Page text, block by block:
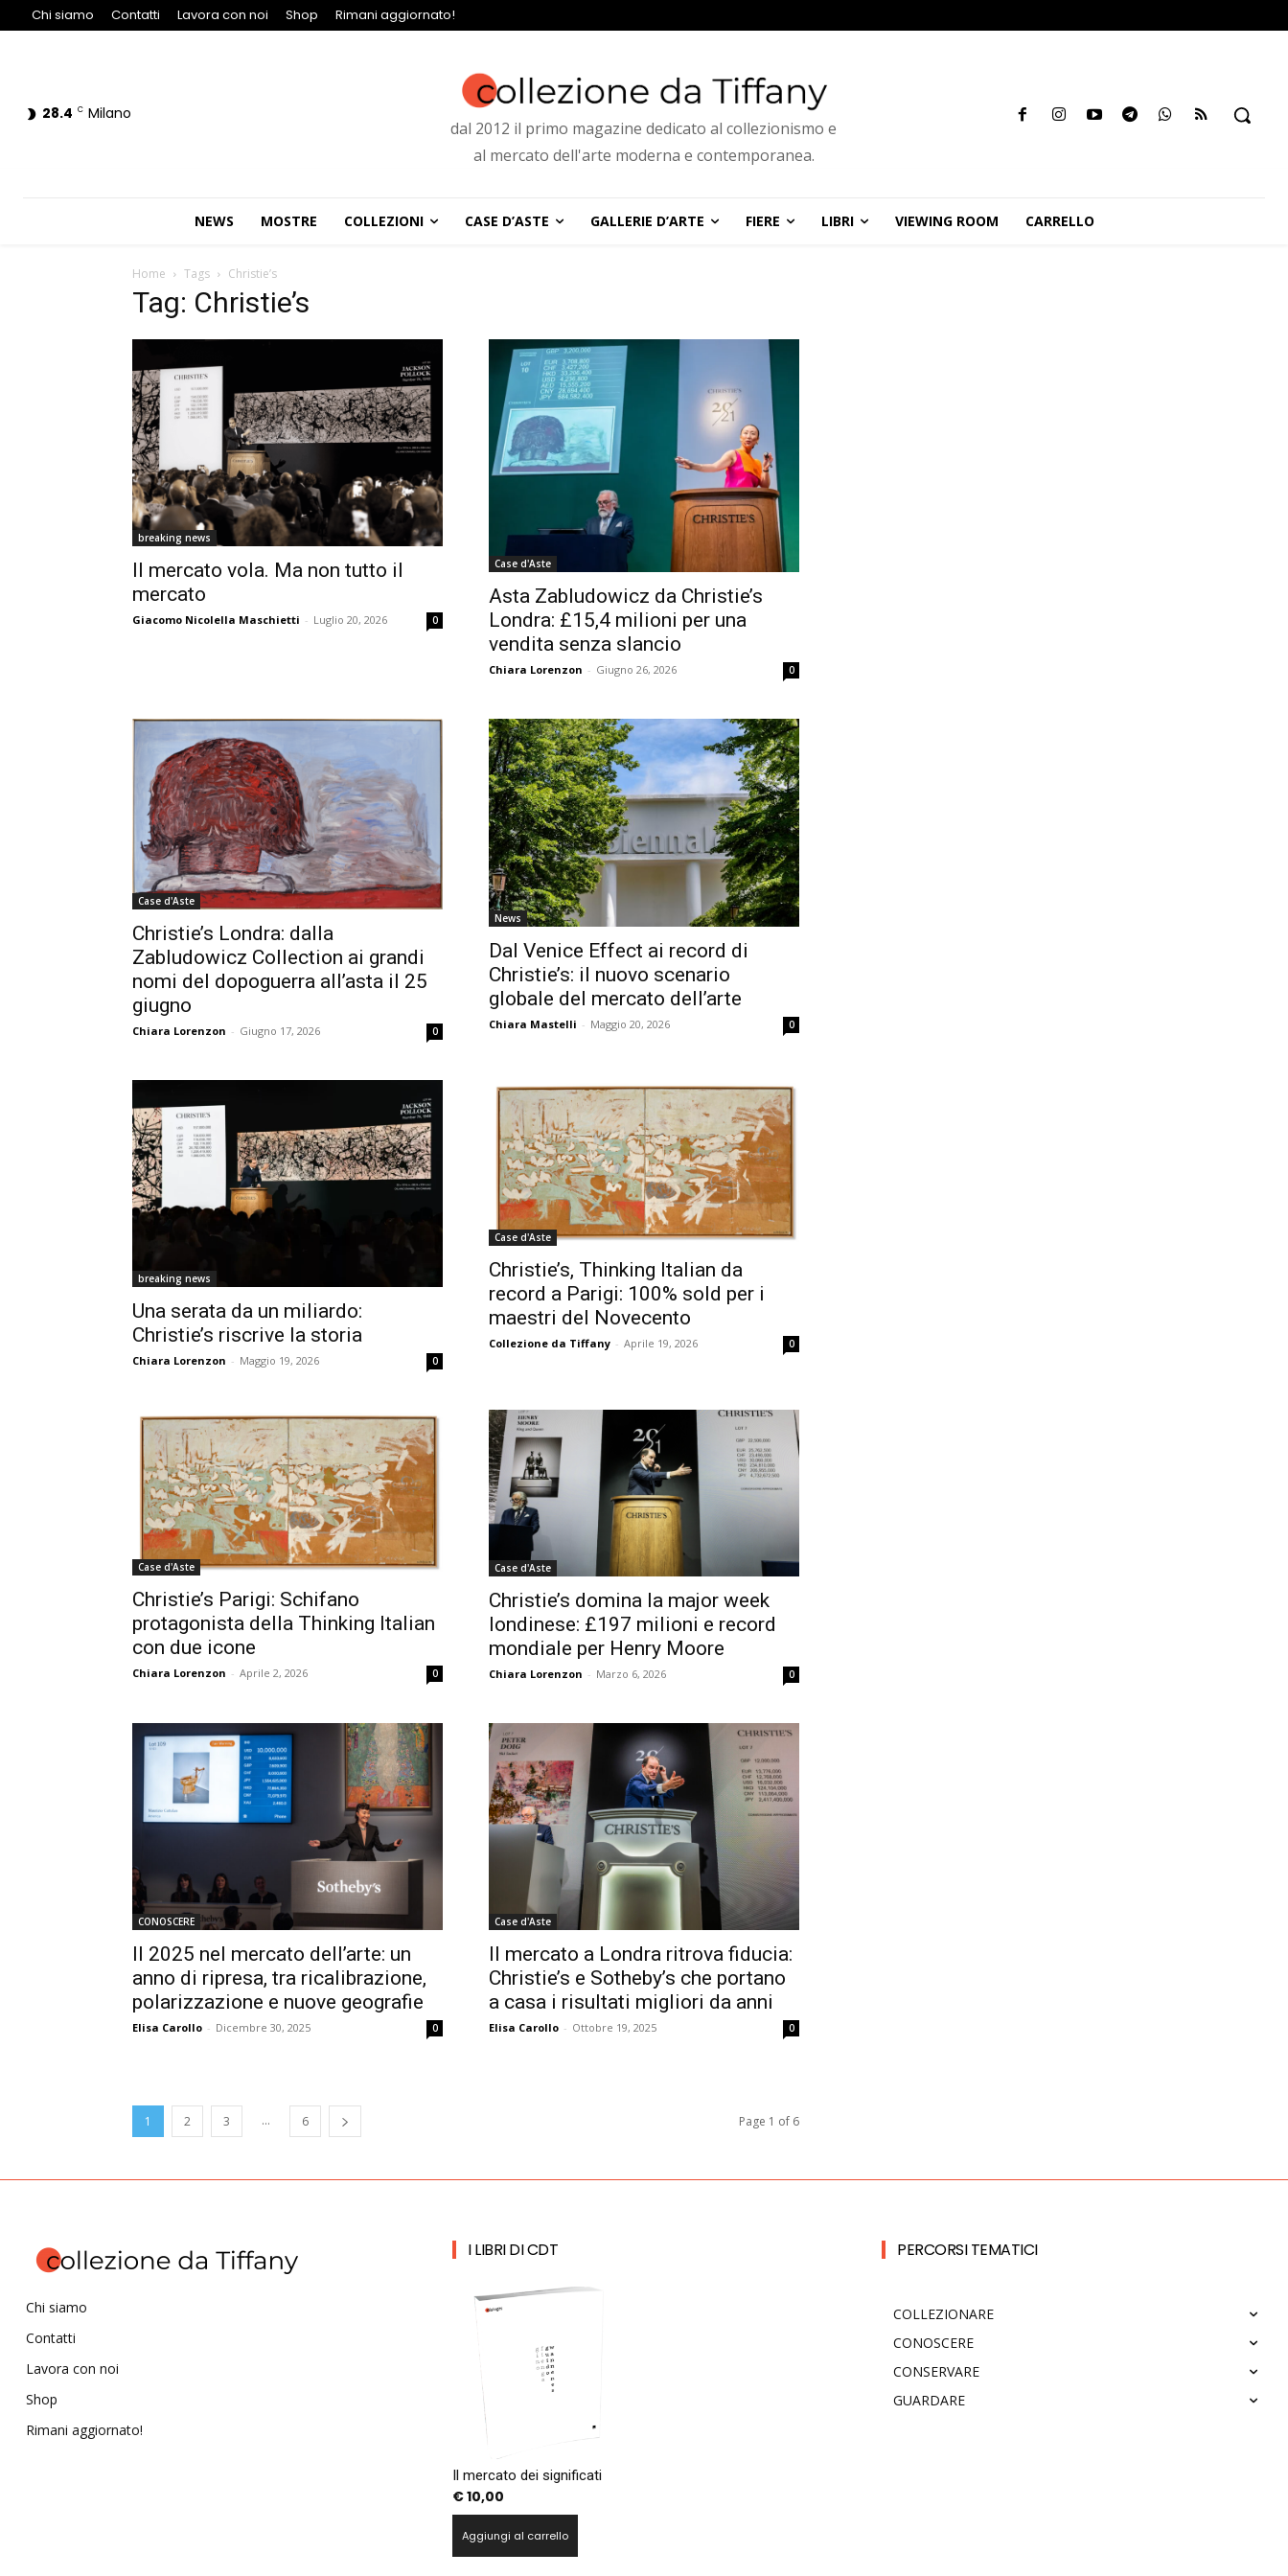
Chi siamo Contatti Lavora con noi Shop Rimani aggiornato!
28.4 C Milano
dal 2012 il primo magazine dedicato al collezionismo e
al mercato dell'arte moderna e contemporanea.
NEWS MOSTRE COLLEZIONI CASE D’ASTE GALLERIE D’ARTE FIERE LIBRI VIEWING ROOM CARRELLO
Home Tags Christie’s
Tag: Christie’s
breaking news
Il mercato vola. Ma non tutto il
mercato
Giacomo Nicolella Maschietti - Luglio 20, 2026 0
Case d'Aste
Asta Zabludowicz da Christie’s
Londra: £15,4 milioni per una
vendita senza slancio
Chiara Lorenzon - Giugno 26, 2026 0
Case d'Aste
Christie’s Londra: dalla
Zabludowicz Collection ai grandi
nomi del dopoguerra all’asta il 25
giugno
Chiara Lorenzon - Giugno 17, 2026 0
News
Dal Venice Effect ai record di
Christie’s: il nuovo scenario
globale del mercato dell’arte
Chiara Mastelli - Maggio 20, 2026 0
breaking news
Una serata da un miliardo:
Christie’s riscrive la storia
Chiara Lorenzon - Maggio 19, 2026 0
Case d'Aste
Christie’s, Thinking Italian da
record a Parigi: 100% sold per i
maestri del Novecento
Collezione da Tiffany - Aprile 19, 2026 0
Case d'Aste
Christie’s Parigi: Schifano
protagonista della Thinking Italian
con due icone
Chiara Lorenzon - Aprile 2, 2026 0
Case d'Aste
Christie’s domina la major week
londinese: £197 milioni e record
mondiale per Henry Moore
Chiara Lorenzon - Marzo 6, 2026 0
CONOSCERE
Il 2025 nel mercato dell’arte: un
anno di ripresa, tra ricalibrazione,
polarizzazione e nuove geografie
Elisa Carollo - Dicembre 30, 2025 0
Case d'Aste
Il mercato a Londra ritrova fiducia:
Christie’s e Sotheby’s che portano
a casa i risultati migliori da anni
Elisa Carollo - Ottobre 19, 2025 0
1 2 3 ... 6 Page 1 of 6
Chi siamo
Contatti
Lavora con noi
Shop
Rimani aggiornato!
I LIBRI DI CDT
Il mercato dei significati
€10,00
Aggiungi al carrello
PERCORSI TEMATICI
COLLEZIONARE
CONOSCERE
CONSERVARE
GUARDARE